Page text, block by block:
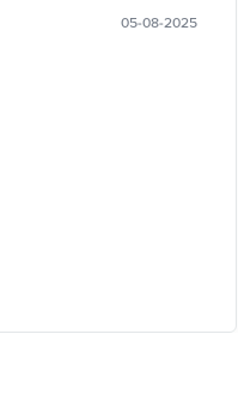
05-08-2025